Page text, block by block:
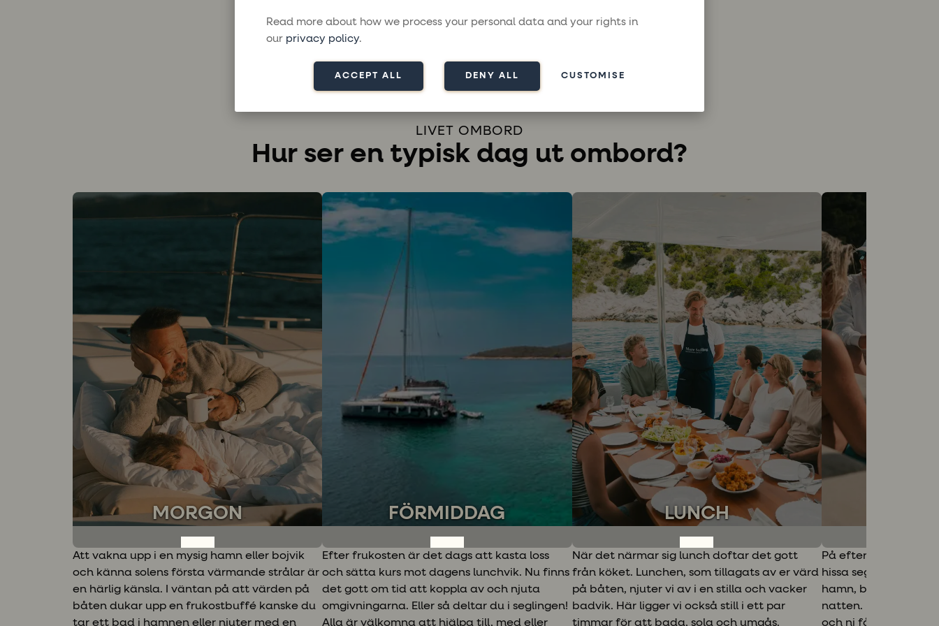
Read more about how we process your personal data and your rights in
our privacy policy.
ACCEPT ALL DENY ALL CUSTOMISE
LIVET OMBORD
Hur ser en typisk dag ut ombord?
MORGON
Att vakna upp i en mysig hamn eller bojvik
och känna solens första värmande strålar är
en härlig känsla. I väntan på att värden på
båten dukar upp en frukostbuffé kanske du
tar ett bad i hamnen eller njuter med en
FÖRMIDDAG
Efter frukosten är det dags att kasta loss
och sätta kurs mot dagens lunchvik. Nu finns
det gott om tid att koppla av och njuta
omgivningarna. Eller så deltar du i seglingen!
Alla är välkomna att hjälpa till, med eller
LUNCH
När det närmar sig lunch doftar det gott
från köket. Lunchen, som tillagats av er värd
på båten, njuter vi av i en stilla och vacker
badvik. Här ligger vi också still i ett par
timmar för att bada, sola och umgås.
På eftermiddagen
hissa segel eller
hamn, by eller
natten. I hamnen
och ni får veta mer